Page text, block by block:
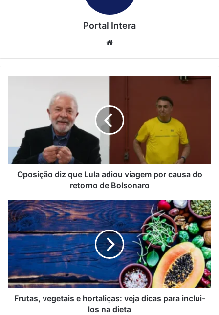
Portal Intera
Oposição diz que Lula adiou viagem por causa do
retorno de Bolsonaro
Frutas, vegetais e hortaliças: veja dicas para inclui-
los na dieta